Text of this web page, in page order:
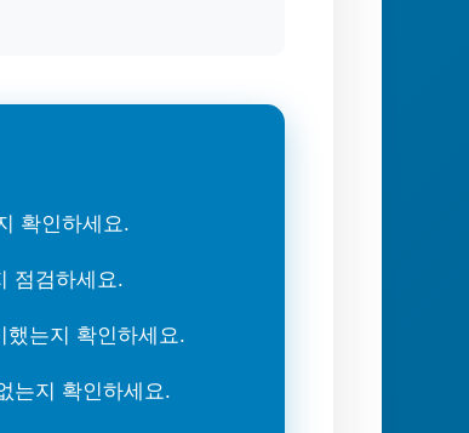
확인하세요.
점검하세요.
는지 확인하세요.
는지 확인하세요.